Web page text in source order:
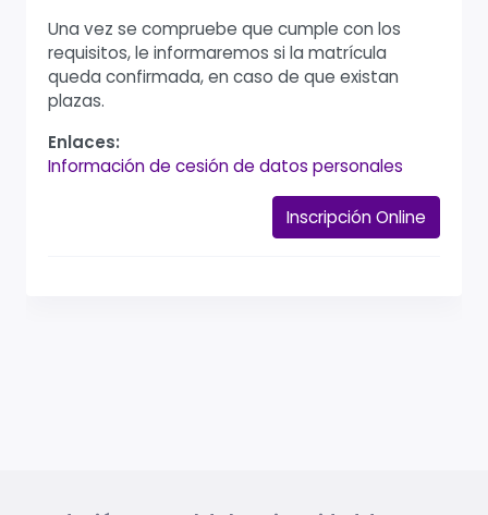
Una vez se compruebe que cumple con los
requisitos, le informaremos si la matrícula
queda confirmada, en caso de que existan
plazas.
Enlaces:
Información de cesión de datos personales
Inscripción Online